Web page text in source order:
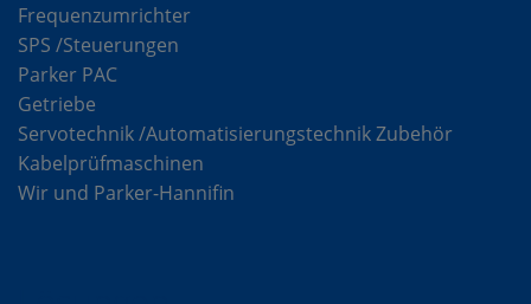
Frequenzumrichter
SPS /Steuerungen
Parker PAC
Getriebe
Servotechnik /Automatisierungstechnik Zubehör
Kabelprüfmaschinen
Wir und Parker-Hannifin